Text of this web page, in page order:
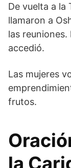
De vuelta a la
llamaron a
las reuniones.
accedió.
Las mujeres
frutos.
la